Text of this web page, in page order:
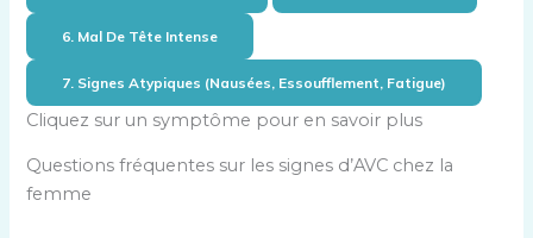
6. Mal De Tête Intense
7. Signes Atypiques (nausées, Essoufflement, Fatigue)
Cliquez sur un symptôme pour en savoir plus
Questions fréquentes sur les signes d’AVC chez la
femme